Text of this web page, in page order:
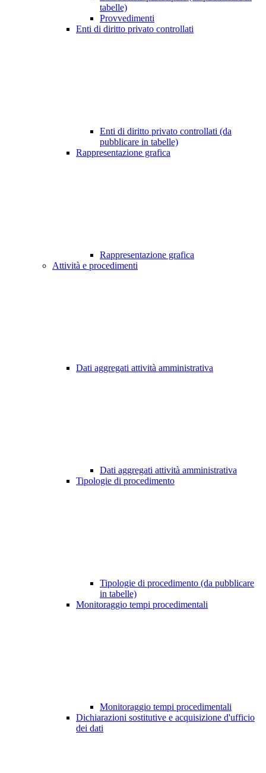
tabelle)
Provvedimenti
Enti di diritto privato controllati
Enti di diritto privato controllati (da
pubblicare in tabelle)
Rappresentazione grafica
Rappresentazione grafica
Attività e procedimenti
Dati aggregati attività amministrativa
Dati aggregati attività amministrativa
Tipologie di procedimento
Tipologie di procedimento (da pubblicare
in tabelle)
Monitoraggio tempi procedimentali
Monitoraggio tempi procedimentali
Dichiarazioni sostitutive e acquisizione d'ufficio
dei dati